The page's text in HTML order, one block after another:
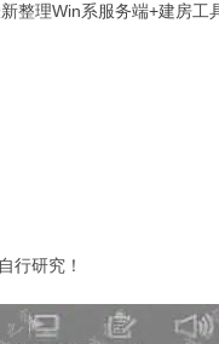
整理Win系服务端+建房
行研究！